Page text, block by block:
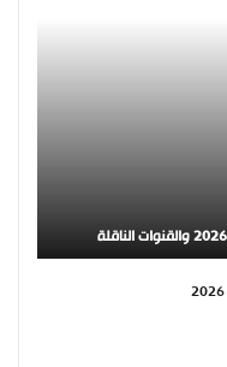
موعد مباراة البرتغال والكونغو في كأس العالم 2026